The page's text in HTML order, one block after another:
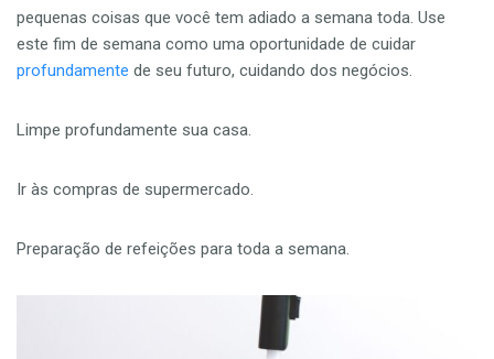
pequenas coisas que você tem adiado a semana toda. Use
este fim de semana como uma oportunidade de cuidar
profundamente de seu futuro, cuidando dos negócios.
Limpe profundamente sua casa.
Ir às compras de supermercado.
Preparação de refeições para toda a semana.